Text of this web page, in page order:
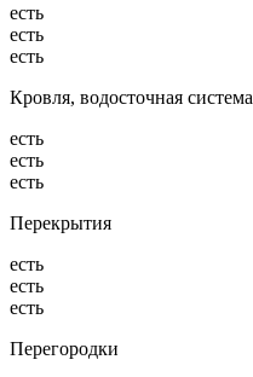
есть
есть
есть
Кровля, водосточная система
есть
есть
есть
Перекрытия
есть
есть
есть
Перегородки